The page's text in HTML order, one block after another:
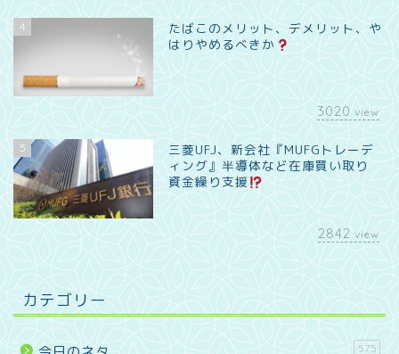
4
たばこのメリット、デメリット、や
はりやめるべきか
3020 view
5
三菱UFJ、新会社『MUFGトレーデ
ィング』半導体など在庫買い取り
資金繰り支援
2842 view
カテゴリー
575